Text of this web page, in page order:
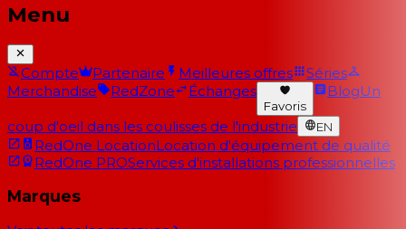
Menu
Compte Partenaire Meilleures offres
Séries
Merchandise
RedZone Échanges
Favoris
BlogUn
coup d'oeil dans les coulisses de l'industrie EN
RedOne LocationLocation d'équipement de qualité
RedOne PROServices d'installations professionnelles
Marques